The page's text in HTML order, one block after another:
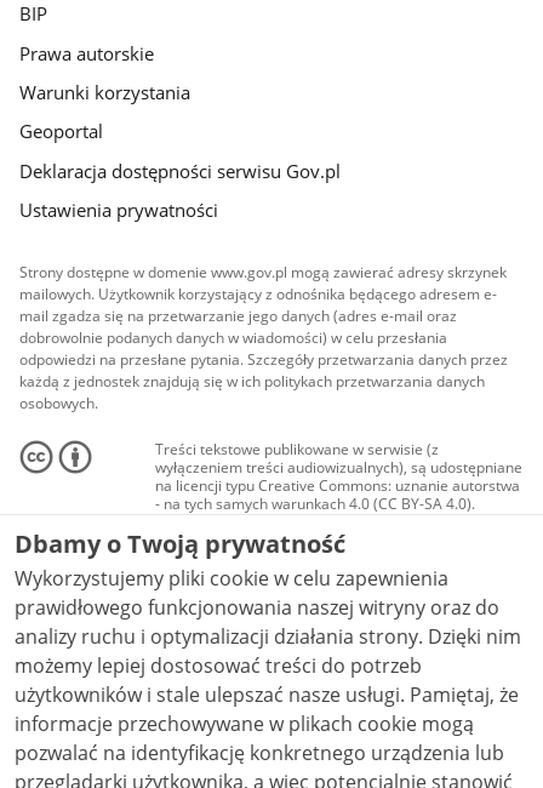
BIP
Prawa autorskie
Warunki korzystania
Geoportal
Deklaracja dostępności serwisu Gov.pl
Ustawienia prywatności
Strony dostępne w domenie www.gov.pl mogą zawierać adresy skrzynek
mailowych. Użytkownik korzystający z odnośnika będącego adresem e-
mail zgadza się na przetwarzanie jego danych (adres e-mail oraz
dobrowolnie podanych danych w wiadomości) w celu przesłania
odpowiedzi na przesłane pytania. Szczegóły przetwarzania danych przez
każdą z jednostek znajdują się w ich politykach przetwarzania danych
osobowych.
Treści tekstowe publikowane w serwisie (z
wyłączeniem treści audiowizualnych), są udostępniane
na licencji typu Creative Commons: uznanie autorstwa
- na tych samych warunkach 4.0 (CC BY-SA 4.0).
Materiały audiowizualne, w tym zdjęcia, materiały
audio i wideo, są udostępniane na licencji typu
Creative Commons: uznanie autorstwa użycie
niekomercyjne - bez utworów zależnych 4.0 (CC BY-
NC-ND 4.0), o ile nie jest to stwierdzone inaczej.
Dbamy o Twoją prywatność
Wykorzystujemy pliki cookie w celu zapewnienia
prawidłowego funkcjonowania naszej witryny oraz do
analizy ruchu i optymalizacji działania strony. Dzięki nim
możemy lepiej dostosować treści do potrzeb
użytkowników i stale ulepszać nasze usługi. Pamiętaj, że
informacje przechowywane w plikach cookie mogą
pozwalać na identyfikację konkretnego urządzenia lub
przeglądarki użytkownika, a więc potencjalnie stanowić